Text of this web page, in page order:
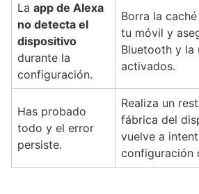
La app de Alexa
no detecta el
dispositivo
durante la
configuración.
Borra la
tu móvil y
Bluetooth y la
activados.
Has probado
todo y el error
persiste.
Realiza un
fábrica del
vuelve a
configuración